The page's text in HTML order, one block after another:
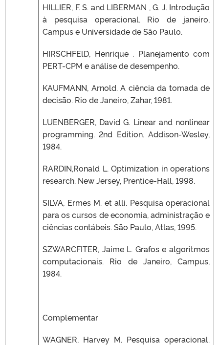
HILLIER, F. S. and LIBERMAN , G. J. Introdução
à pesquisa operacional. Rio de janeiro,
Campus e Universidade de São Paulo.
HIRSCHFElD, Henrique . Planejamento com
PERT-CPM e análise de desempenho.
KAUFMANN, Arnold. A ciência da tomada de
decisão. Rio de Janeiro, Zahar, 1981.
LUENBERGER, David G. Linear and nonlinear
programming. 2nd Edition. Addison-Wesley,
1984.
RARDIN,Ronald L. Optimization in operations
research. New Jersey, Prentice-Hall, 1998.
SILVA, Ermes M. et alli. Pesquisa operacional
para os cursos de economia, administração e
ciências contábeis. São Paulo, Atlas, 1995.
SZWARCFITER, Jaime L. Grafos e algoritmos
computacionais. Rio de Janeiro, Campus,
1984.
Complementar
WAGNER, Harvey M. Pesquisa operacional.